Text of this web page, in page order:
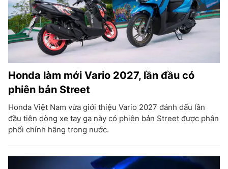
Honda làm mới Vario 2027, lần đầu có
phiên bản Street
Honda Việt Nam vừa giới thiệu Vario 2027 đánh dấu lần
đầu tiên dòng xe tay ga này có phiên bản Street được phân
phối chính hãng trong nước.